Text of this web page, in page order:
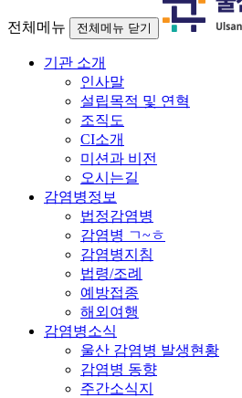
전체메뉴 전체메뉴 닫기
기관 소개
인사말
설립목적 및 연혁
조직도
CI소개
미션과 비전
오시는길
감염병정보
법정감염병
감염병 ㄱ~ㅎ
감염병지침
법령/조례
예방접종
해외여행
감염병소식
울산 감염병 발생현황
감염병 동향
주간소식지